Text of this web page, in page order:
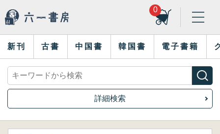
0
新刊 古書 中国書 韓国書 電子書籍
詳細検索